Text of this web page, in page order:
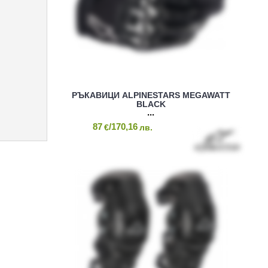
РЪКАВИЦИ ALPINESTARS MEGAWATT
BLACK
87 €/170,16 лв.